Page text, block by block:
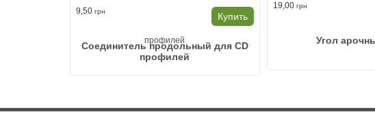
9,50 грн Купить
Соединитель продольный для CD
профилей
19,00 грн
Угол